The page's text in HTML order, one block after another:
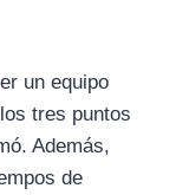
un equipo
tres puntos
Además,
de